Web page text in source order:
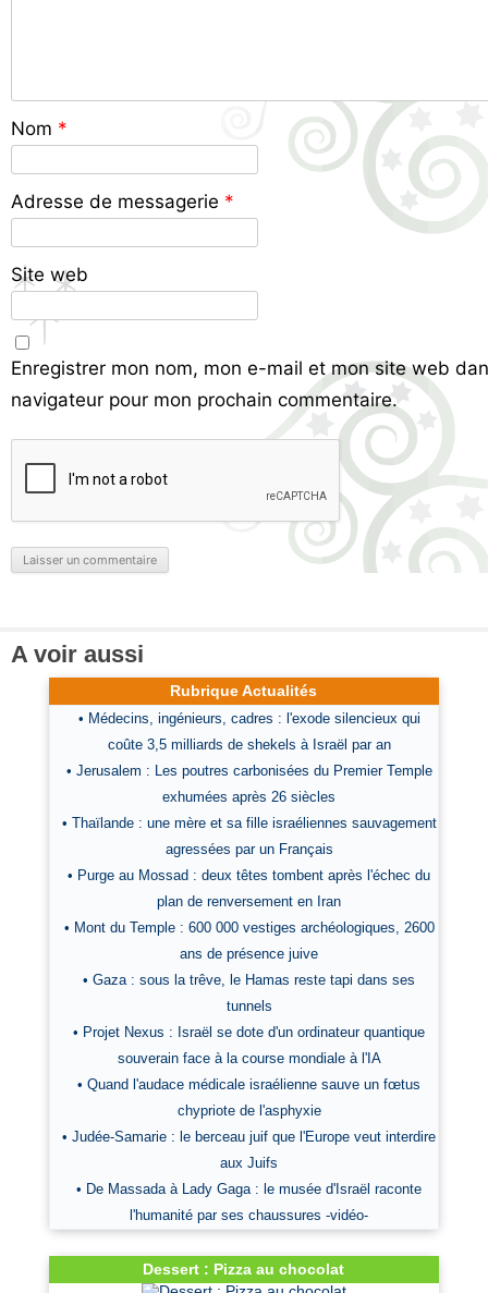
Nom *
Adresse de messagerie *
Site web
Enregistrer mon nom, mon e-mail et mon site web
navigateur pour mon prochain commentaire.
A voir aussi
Rubrique Actualités
• Médecins, ingénieurs, cadres : l'exode silencieux qui
coûte 3,5 milliards de shekels à Israël par an
• Jerusalem : Les poutres carbonisées du Premier Temple
exhumées après 26 siècles
• Thaïlande : une mère et sa fille israéliennes sauvagement
agressées par un Français
• Purge au Mossad : deux têtes tombent après l'échec du
plan de renversement en Iran
• Mont du Temple : 600 000 vestiges archéologiques, 2600
ans de présence juive
• Gaza : sous la trêve, le Hamas reste tapi dans ses
tunnels
• Projet Nexus : Israël se dote d'un ordinateur quantique
souverain face à la course mondiale à l'IA
• Quand l'audace médicale israélienne sauve un fœtus
chypriote de l'asphyxie
• Judée-Samarie : le berceau juif que l'Europe veut interdire
aux Juifs
• De Massada à Lady Gaga : le musée d'Israël raconte
l'humanité par ses chaussures -vidéo-
Dessert : Pizza au chocolat